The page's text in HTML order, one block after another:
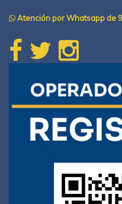
Atención por Whatsapp de